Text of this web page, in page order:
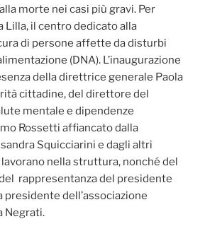
morte nei casi più gravi. Per
Lilla, il centro dedicato alla
di persone affette da disturbi
(DNA). L’inaugurazione
della direttrice generale Paola
cittadine, del direttore del
mentale e dipendenze
Rossetti affiancato dalla
Squicciarini e dagli altri
nella struttura, nonché del
rappresentanza del presidente
presidente dell’associazione
Negrati.